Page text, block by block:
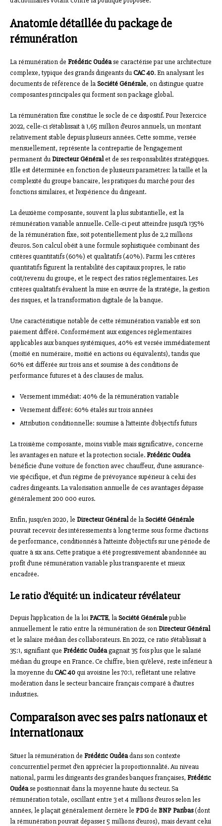
Anatomie détaillée du package de
rémunération
La rémunération de Frédéric Oudéase caractérise par une architecture
complexe, typique des grands dirigeants duCAC 40. En analysant les
documents de référence de laSociété Générale, on distingue quatre
composantes principales qui forment son package global.
La rémunération fixe constitue le socle de ce dispositif. Pour l’exercice
2022, celle-ci s’établissait à 1,65 million d’euros annuels, un montant
relativement stable depuis plusieurs années. Cette somme, versée
mensuellement, représente la contrepartie de l’engagement
permanent duDirecteur Généralet de ses responsabilités stratégiques.
Elle est déterminée en fonction de plusieurs paramètres: la taille et la
complexité du groupe bancaire, les pratiques du marché pour des
fonctions similaires, et l’expérience du dirigeant.
La deuxième composante, souvent la plus substantielle, est la
rémunération variable annuelle. Celle-ci peut atteindre jusqu’à 135%
de la rémunération fixe, soit potentiellement plus de 2,2 millions
d’euros. Son calcul obéit à une formule sophistiquée combinant des
critères quantitatifs (60%) et qualitatifs (40%). Parmi les critères
quantitatifs figurent la rentabilité des capitaux propres, le ratio
coût/revenu du groupe, et le respect des ratios réglementaires. Les
critères qualitatifs évaluent la mise en œuvre de la stratégie, la gestion
des risques, et la transformation digitale de la banque.
Une caractéristique notable de cette rémunération variable est son
paiement différé. Conformément aux exigences réglementaires
applicables aux banques systémiques, 40% est versée immédiatement
(moitié en numéraire, moitié en actions ou équivalents), tandis que
60% est différée sur trois ans et soumise à des conditions de
performance futures et à des clauses de malus.
Versement immédiat: 40% de la rémunération variable
Versement différé: 60% étalés sur trois années
Attribution conditionnelle: soumise à l’atteinte d’objectifs futurs
La troisième composante, moins visible mais significative, concerne
les avantages en nature et la protection sociale.Frédéric Oudéa
bénéficie d’une voiture de fonction avec chauffeur, d’une assurance-
vie spécifique, et d’un régime de prévoyance supérieur à celui des
cadres dirigeants. La valorisation annuelle de ces avantages dépasse
généralement 200 000 euros.
Enfin, jusqu’en 2020, le Directeur Généralde laSociété Générale
pouvait recevoir des intéressements à long terme sous forme d’actions
de performance, conditionnés à l’atteinte d’objectifs sur une période de
quatre à six ans. Cette pratique a été progressivement abandonnée au
profit d’une rémunération variable plus transparente et mieux
encadrée.
Le ratio d’équité: un indicateur révélateur
Depuis l’application de la loiPACTE, laSociété Généralepublie
annuellement le ratio entre la rémunération de sonDirecteur Général
et le salaire médian des collaborateurs. En 2022, ce ratio s’établissait à
35:1, signifiant que Frédéric Oudéagagnait 35 fois plus que le salarié
médian du groupe en France. Ce chiffre, bien qu’élevé, reste inférieur à
la moyenne duCAC 40qui avoisine les 70:1, reflétant une relative
modération dans le secteur bancaire français comparé à d’autres
industries.
Comparaison avec ses pairs nationaux et
internationaux
Situer la rémunération de Frédéric Oudéadans son contexte
concurrentiel permet d’en apprécier la proportionnalité. Au niveau
national, parmi les dirigeants des grandes banques françaises, Frédéric
Oudéase positionnait dans la moyenne haute du secteur. Sa
rémunération totale, oscillant entre 3 et 4 millions d’euros selon les
années, le plaçait généralement derrière le PDGde BNP Paribas(dont
la rémunération pouvait dépasser 5 millions d’euros), mais devant celui